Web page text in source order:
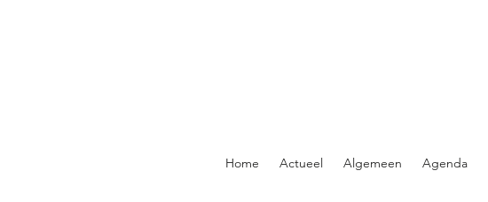
Home Actueel Algemeen Agenda